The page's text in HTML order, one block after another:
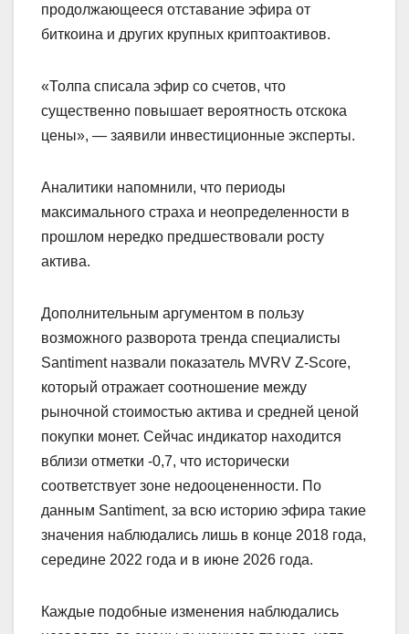
продолжающееся отставание эфира от
биткоина и других крупных криптоактивов.
«Толпа списала эфир со счетов, что
существенно повышает вероятность отскока
цены», — заявили инвестиционные эксперты.
Аналитики напомнили, что периоды
максимального страха и неопределенности в
прошлом нередко предшествовали росту
актива.
Дополнительным аргументом в пользу
возможного разворота тренда специалисты
Santiment назвали показатель MVRV Z-Score,
который отражает соотношение между
рыночной стоимостью актива и средней ценой
покупки монет. Сейчас индикатор находится
вблизи отметки -0,7, что исторически
соответствует зоне недооцененности. По
данным Santiment, за всю историю эфира такие
значения наблюдались лишь в конце 2018 года,
середине 2022 года и в июне 2026 года.
Каждые подобные изменения наблюдались